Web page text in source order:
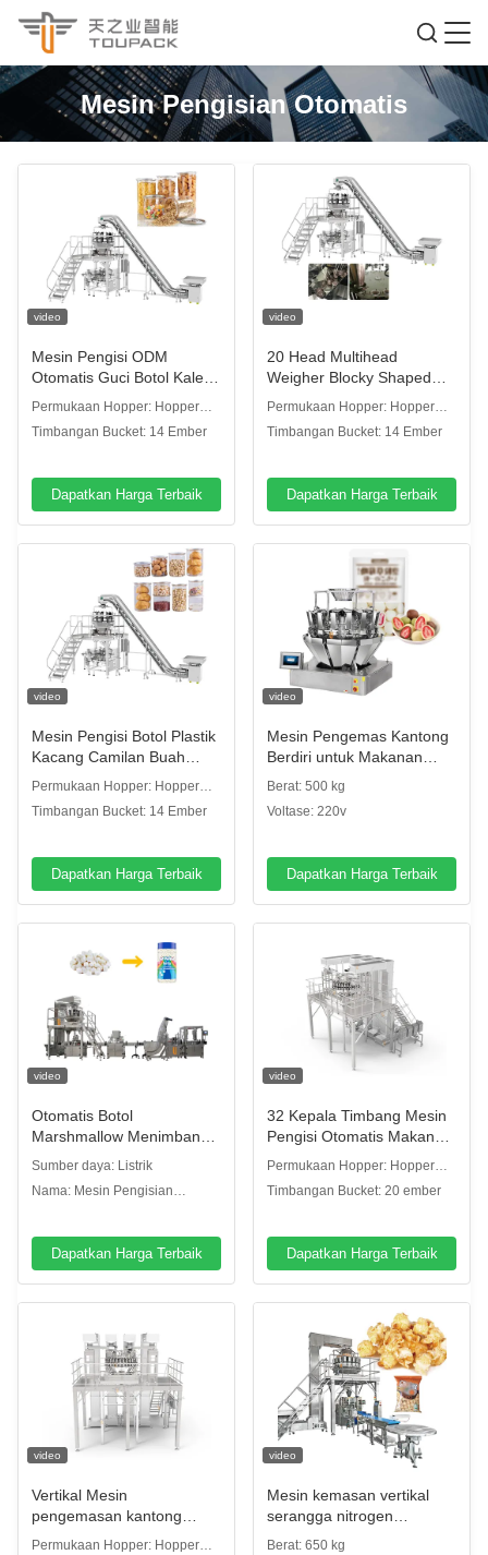
Mesin Pengisian Otomatis
video
Mesin Pengisi ODM
Otomatis Guci Botol Kaleng
Makanan Kembung
Permen Packing Rotary
Cup Filling Sealing
Permukaan Hopper: Hopper
piring polos
Timbangan Bucket: 14 Ember
Dapatkan Harga Terbaik
video
20 Head Multihead
Weigher Blocky Shaped
Partikel Snack Chocolate
Cup Filling And Sealing
Machine
Permukaan Hopper: Hopper
piring polos
Timbangan Bucket: 14 Ember
Dapatkan Harga Terbaik
video
Mesin Pengisi Botol Plastik
Kacang Camilan Buah
Kering Dengan Multihead
Weigher Inclined Conveyor
Permukaan Hopper: Hopper
piring polos
Timbangan Bucket: 14 Ember
Dapatkan Harga Terbaik
video
Mesin Pengemas Kantong
Berdiri untuk Makanan
Ringan Kacang-Kacangan,
Biji-Bijian, Permen, Biskuit,
Kacang Tanah, Keripik
Kering
Berat: 500 kg
Voltase: 220v
Dapatkan Harga Terbaik
video
Otomatis Botol
Marshmallow Menimbang
Penuh Sistem Gummy
Bear Menghitung Packing
Machine
Sumber daya: Listrik
Nama: Mesin Pengisian
Dapatkan Harga Terbaik
video
32 Kepala Timbang Mesin
Pengisi Otomatis Makanan
yang Dipompa Cengkeh
Kentang Kentang Kentang
Kentang Kentang Kentang
Pengemasan Kacang
Permukaan Hopper: Hopper
piring polos
Timbangan Bucket: 20 ember
Dapatkan Harga Terbaik
video
Vertikal Mesin
pengemasan kantong
pasta otomatis Kripik
Permukaan Hopper: Hopper
video
Mesin kemasan vertikal
serangga nitrogen
peralatan kemasan
Berat: 650 kg